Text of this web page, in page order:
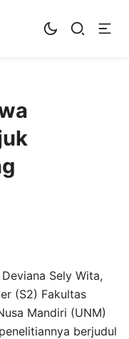
Sely Wita,
(S2) Fakultas
Mandiri (UNM)
berjudul